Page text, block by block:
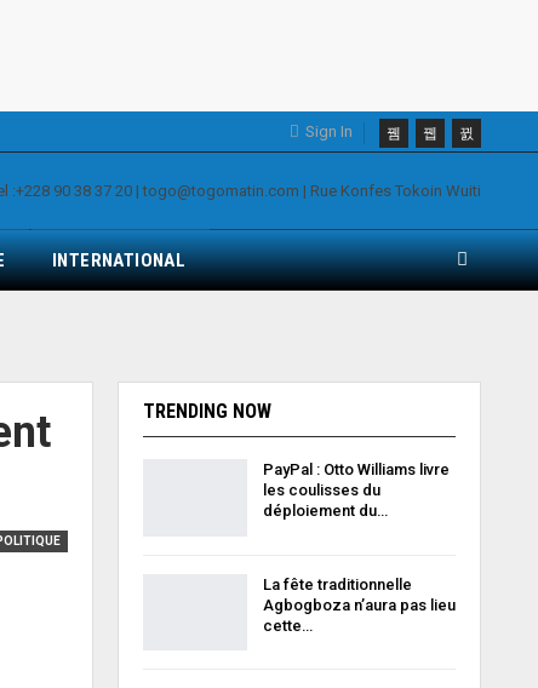
Sign In
INTERNATIONAL
TRENDING NOW
PayPal : Otto Williams livre
les coulisses du
déploiement du…
La fête traditionnelle
Agbogboza n’aura pas lieu
cette…